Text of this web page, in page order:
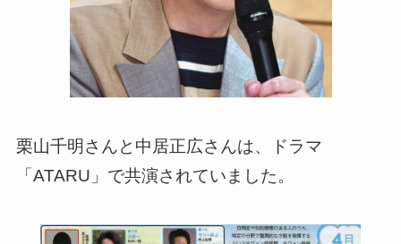
栗山千明さんと中居正広さんは、ドラマ
「ATARU」で共演されていました。